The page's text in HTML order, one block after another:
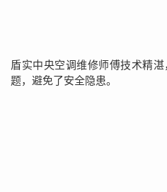
盾实中央空调维修师傅技术精
题，避免了安全隐患。